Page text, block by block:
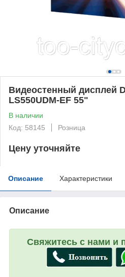
Видеостенный дисплей
LS550UDM-EF 55"
В наличии
Код: 58145
Розница
Цену уточняйте
Описание Характеристики
Описание
Свяжитесь с нами и